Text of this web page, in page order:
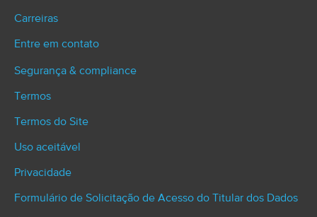
Carreiras
Entre em contato
Segurança & compliance
Termos
Termos do Site
Uso aceitável
Privacidade
Formulário de Solicitação de Acesso do Titular dos Dados